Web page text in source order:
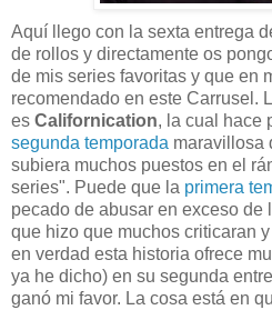
Aquí llego con la sexta entrega
de rollos y directamente os
de mis series favoritas y que en
recomendado en este Carrusel.
es Californication, la cual hace
segunda temporada maravillosa
subiera muchos puestos en el
series". Puede que la primera
pecado de abusar en exceso de
que hizo que muchos criticaran
en verdad esta historia ofrece
ya he dicho) en su segunda
ganó mi favor. La cosa está en